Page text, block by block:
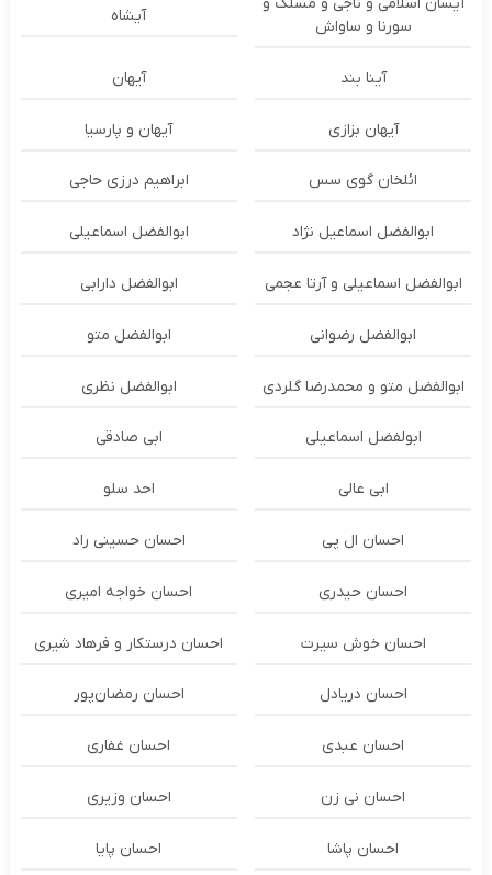
سورنا و ساواش
آیشاه
آینا بند آیهان
آیهان بزازی آیهان و پارسیا
ائلخان گوی سس ابراهیم درزی حاجی
ابوالفضل اسماعیل نژاد ابوالفضل اسماعیلی
ابوالفضل اسماعیلی و آرتا عجمی ابوالفضل دارابی
ابوالفضل رضوانی ابوالفضل متو
ابوالفضل متو و محمدرضا گلردی ابوالفضل نظری
ابولفضل اسماعیلی ابی صادقی
ابی عالی احد سلو
احسان ال پی احسان حسینی راد
احسان حیدری احسان خواجه امیری
احسان خوش سیرت احسان درستكار و فرهاد شيرى
احسان دریادل احسان رمضان‌پور
احسان عبدی احسان غفاری
احسان نی زن احسان وزیری
احسان پاشا احسان پایا